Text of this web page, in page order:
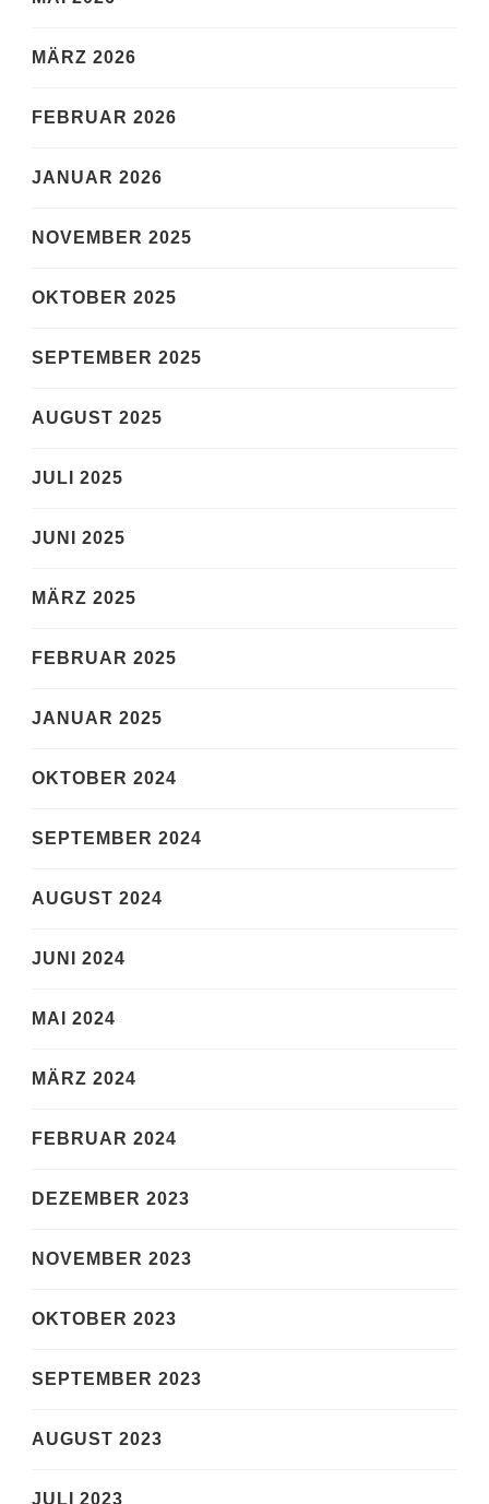
MÄRZ 2026
FEBRUAR 2026
JANUAR 2026
NOVEMBER 2025
OKTOBER 2025
SEPTEMBER 2025
AUGUST 2025
JULI 2025
JUNI 2025
MÄRZ 2025
FEBRUAR 2025
JANUAR 2025
OKTOBER 2024
SEPTEMBER 2024
AUGUST 2024
JUNI 2024
MAI 2024
MÄRZ 2024
FEBRUAR 2024
DEZEMBER 2023
NOVEMBER 2023
OKTOBER 2023
SEPTEMBER 2023
AUGUST 2023
JULI 2023